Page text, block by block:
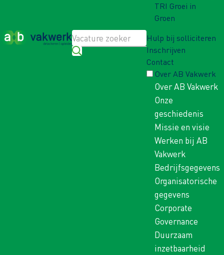
TRI Groei in
Groen
Hulp bij solliciteren
Inschrijven
Contact
Over AB Vakwerk
Over AB Vakwerk
Onze
geschiedenis
Missie en visie
Werken bij AB
Vakwerk
Bedrijfsgegevens
Organisatorische
gegevens
Corporate
Governance
Duurzaam
inzetbaarheid